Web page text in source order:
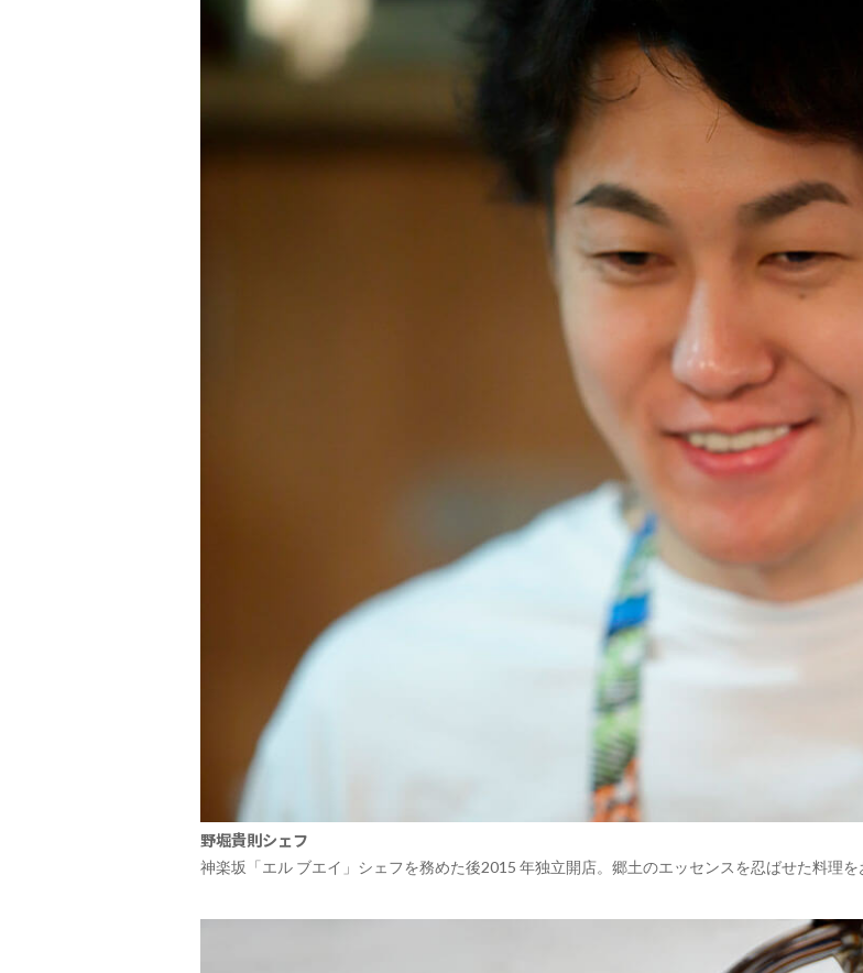
野堀貴則シェフ
神楽坂「エル ブエイ」シェフを務めた後2015 年独立開店。郷土のエッセンスを忍ばせた料理を